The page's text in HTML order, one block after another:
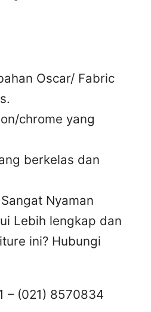
Oscar/ Fabric
chrome yang
berkelas dan
Nyaman
Lebih lengkap dan
ini? Hubungi
– (021) 8570834